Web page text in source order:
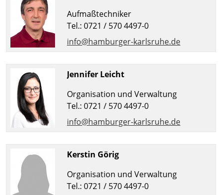
Aufmaßtechniker
Tel.: 0721 / 570 4497-0
info@hamburger-karlsruhe.de
Jennifer Leicht
Organisation und Verwaltung
Tel.: 0721 / 570 4497-0
info@hamburger-karlsruhe.de
Kerstin Görig
Organisation und Verwaltung
Tel.: 0721 / 570 4497-0